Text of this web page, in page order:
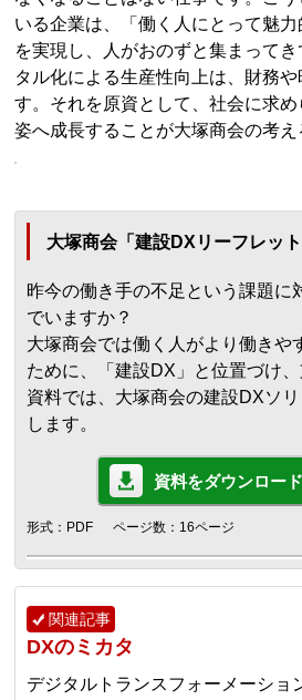
いる企業は、「働く人にとって魅力
を実現し、人がおのずと集まって
タル化による生産性向上は、財務
す。それを原資として、社会に求
姿へ成長することが大塚商会の考え
大塚商会「建設DXリーフレット
昨今の働き手の不足という課題に
でいますか？
大塚商会では働く人がより働きや
ために、「建設DX」と位置づけ
資料では、大塚商会の建設DXソ
します。
資料をダウンロー
形式：PDF ページ数：16ページ
関連記事
DXのミカタ
デジタルトランスフォーメーショ